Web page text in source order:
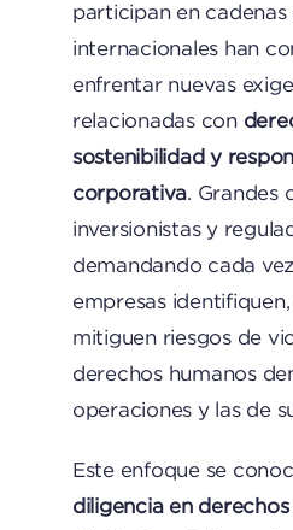
participan en cadenas
internacionales han
enfrentar nuevas
relacionadas con
sostenibilidad y
corporativa. Grandes
inversionistas y
demandando cada
empresas
mitiguen riesgos de
derechos humanos
operaciones y las de
Este enfoque se
diligencia en